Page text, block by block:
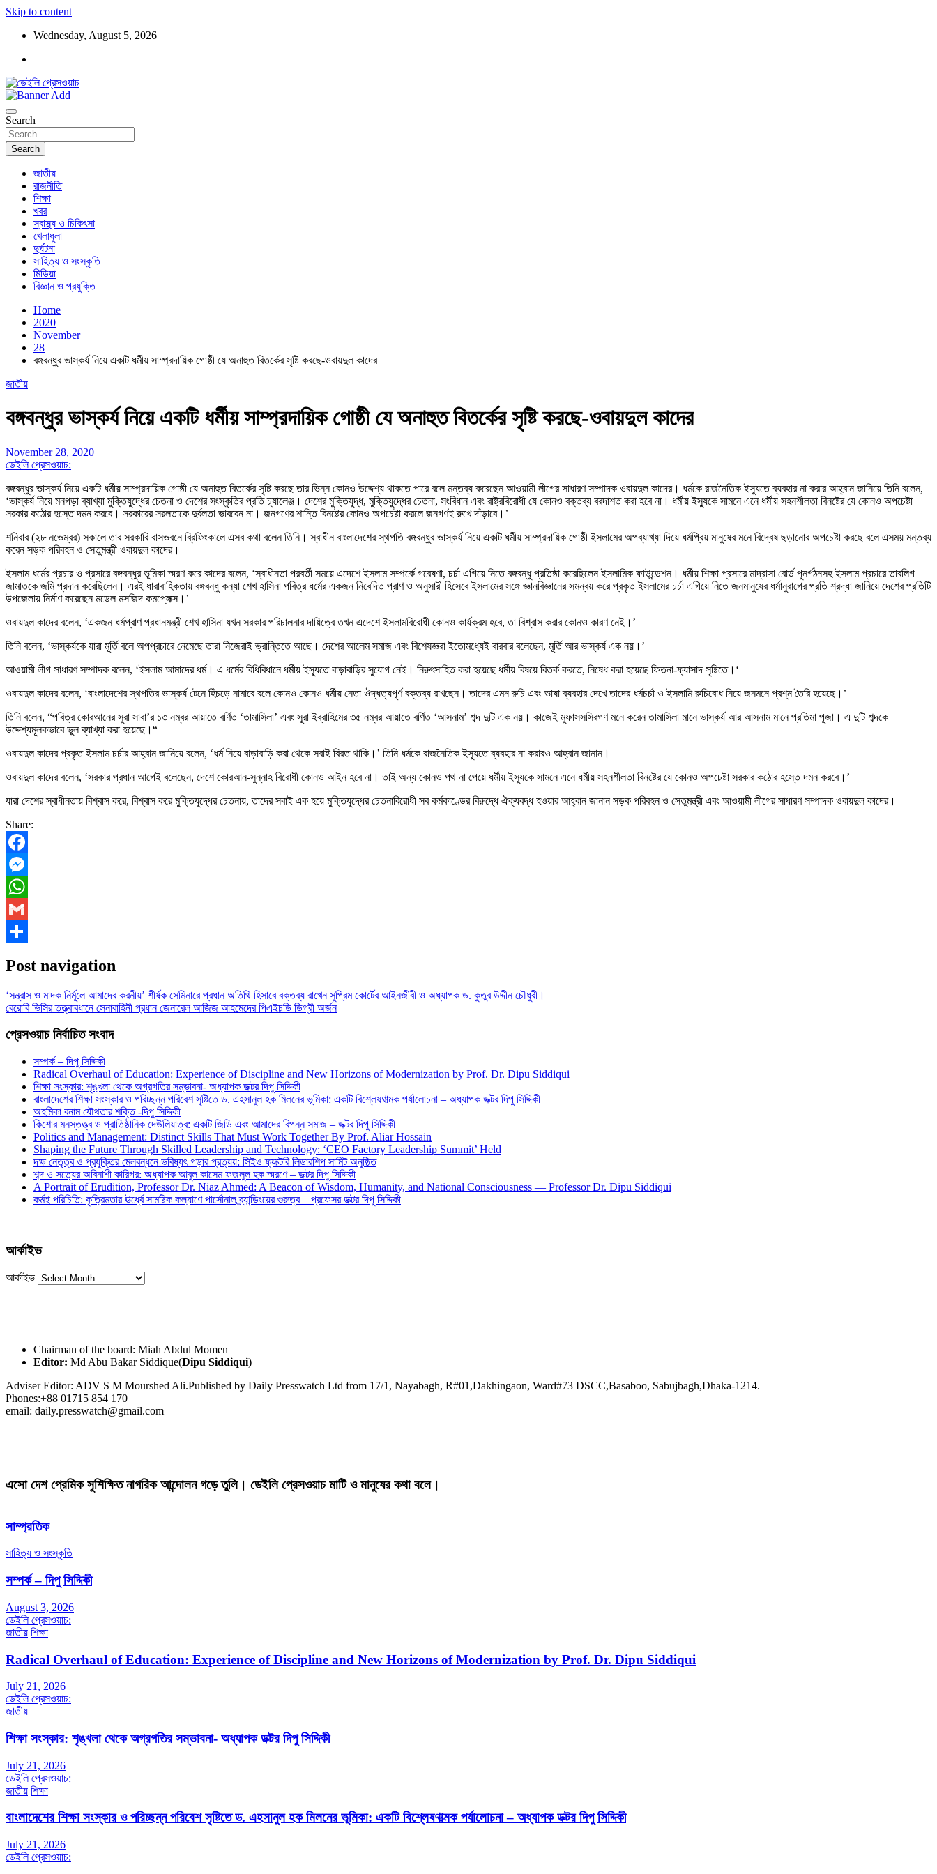
Skip to content
Wednesday, August 5, 2026
ডেইলি প্রেসওয়াচ
Search
Search
জাতীয়
রাজনীতি
শিক্ষা
খবর
স্বাস্থ্য ও চিকিৎসা
খেলাধুলা
দুর্ঘটনা
সাহিত্য ও সংস্কৃতি
মিডিয়া
বিজ্ঞান ও প্রযুক্তি
Home
2020
November
28
বঙ্গবন্ধুর ভাস্কর্য নিয়ে একটি ধর্মীয় সাম্প্রদায়িক গোষ্ঠী যে অনাহুত বিতর্কের সৃষ্টি করছে-ওবায়দুল কাদের
জাতীয়
বঙ্গবন্ধুর ভাস্কর্য নিয়ে একটি ধর্মীয় সাম্প্রদায়িক গোষ্ঠী যে অনাহুত বিতর্কের সৃষ্টি করছে-ওবায়দুল কাদের
November 28, 2020
ডেইলি প্রেসওয়াচ:
বঙ্গবন্ধুর ভাস্কর্য নিয়ে একটি ধর্মীয় সাম্প্রদায়িক গোষ্ঠী যে অনাহুত বিতর্কের সৃষ্টি করছে তার ভিন্ন কোনও উদ্দেশ্য থাকতে পারে বলে মন্তব্য করেছেন আওয়ামী লীগের সাধারণ সম্পাদক ওবায়দুল কাদের। ধর্মকে রাজনৈতিক ইস্যুতে ব্যবহার না করার আহ্বান জানিয়ে তিনি বলেন,
‘ভাস্কর্য নিয়ে মনগড়া ব্যাখ্যা মুক্তিযুদ্ধের চেতনা ও দেশের সংস্কৃতির প্রতি চ্যালেঞ্জ। দেশের মুক্তিযুদ্ধ, মুক্তিযুদ্ধের চেতনা, সংবিধান এবং রাষ্ট্রবিরোধী যে কোনও বক্তব্য বরদাশত করা হবে না। ধর্মীয় ইস্যুকে সামনে এনে ধর্মীয় সহনশীলতা বিনষ্টের যে কোনও অপচেষ্টা
সরকার কঠোর হস্তে দমন করবে। সরকারের সরলতাকে দুর্বলতা ভাববেন না। জনগণের শান্তি বিনষ্টের কোনও অপচেষ্টা করলে জনগণই রুখে দাঁড়াবে।’
শনিবার (২৮ নভেম্বর) সকালে তার সরকারি বাসভবনে ব্রিফিংকালে এসব কথা বলেন তিনি। স্বাধীন বাংলাদেশের স্থপতি বঙ্গবন্ধুর ভাস্কর্য নিয়ে একটি ধর্মীয় সাম্প্রদায়িক গোষ্ঠী ইসলামের অপব্যাখ্যা দিয়ে ধর্মপ্রিয় মানুষের মনে বিদ্বেষ ছড়ানোর অপচেষ্টা করছে বলে এসময় মন্তব্য
করেন সড়ক পরিবহন ও সেতুমন্ত্রী ওবায়দুল কাদের।
ইসলাম ধর্মের প্রচার ও প্রসারে বঙ্গবন্ধুর ভূমিকা স্মরণ করে কাদের বলেন, ‘স্বাধীনতা পরবর্তী সময়ে এদেশে ইসলাম সম্পর্কে গবেষণা, চর্চা এগিয়ে নিতে বঙ্গবন্ধু প্রতিষ্ঠা করেছিলেন ইসলামিক ফাউন্ডেশন। ধর্মীয় শিক্ষা প্রসারে মাদ্রাসা বোর্ড পুনর্গঠনসহ ইসলাম প্রচারে তাবলিগ
জামাতকে জমি প্রদান করেছিলেন। এরই ধারাবাহিকতায় বঙ্গবন্ধু কন্যা শেখ হাসিনা পবিত্র ধর্মের একজন নিবেদিত প্রাণ ও অনুসারী হিসেবে ইসলামের সঙ্গে জ্ঞানবিজ্ঞানের সমন্বয় করে প্রকৃত ইসলামের চর্চা এগিয়ে নিতে জনমানুষের ধর্মানুরাগের প্রতি শ্রদ্ধা জানিয়ে দেশের প্রতিটি
উপজেলায় নির্মাণ করেছেন মডেল মসজিদ কমপ্লেক্স।’
ওবায়দুল কাদের বলেন, ‘একজন ধর্মপ্রাণ প্রধানমন্ত্রী শেখ হাসিনা যখন সরকার পরিচালনার দায়িত্বে তখন এদেশে ইসলামবিরোধী কোনও কার্যক্রম হবে, তা বিশ্বাস করার কোনও কারণ নেই।’
তিনি বলেন, ‘ভাস্কর্যকে যারা মূর্তি বলে অপপ্রচারে নেমেছে তারা নিজেরাই ভ্রান্তিতে আছে। দেশের আলেম সমাজ এবং বিশেষজ্ঞরা ইতোমধ্যেই বারবার বলেছেন, মূর্তি আর ভাস্কর্য এক নয়।’
আওয়ামী লীগ সাধারণ সম্পাদক বলেন, ‘ইসলাম আমাদের ধর্ম। এ ধর্মের বিধিবিধানে ধর্মীয় ইস্যুতে বাড়াবাড়ির সুযোগ নেই। নিরুৎসাহিত করা হয়েছে ধর্মীয় বিষয়ে বিতর্ক করতে, নিষেধ করা হয়েছে ফিতনা-ফ্যাসাদ সৃষ্টিতে।‘
ওবায়দুল কাদের বলেন, ‘বাংলাদেশের স্থপতির ভাস্কর্য টেনে হিঁচড়ে নামাবে বলে কোনও কোনও ধর্মীয় নেতা ঔদ্ধত্যপূর্ণ বক্তব্য রাখছেন। তাদের এমন রুচি এবং ভাষা ব্যবহার দেখে তাদের ধর্মচর্চা ও ইসলামি রুচিবোধ নিয়ে জনমনে প্রশ্ন তৈরি হয়েছে।’
তিনি বলেন, “পবিত্র কোরআনের সুরা সাবা’র ১৩ নম্বর আয়াতে বর্ণিত ‘তামাসিলা’ এবং সূরা ইব্রাহিমের ৩৫ নম্বর আয়াতে বর্ণিত ‘আসনাম’ শব্দ দুটি এক নয়। কাজেই মুফাসসসিরগণ মনে করেন তামাসিলা মানে ভাস্কর্য আর আসনাম মানে প্রতিমা পূজা। এ দুটি শব্দকে
উদ্দেশ্যমূলকভাবে ভুল ব্যাখ্যা করা হয়েছে।“
ওবায়দুল কাদের প্রকৃত ইসলাম চর্চার আহ্বান জানিয়ে বলেন, ‘ধর্ম নিয়ে বাড়াবাড়ি করা থেকে সবাই বিরত থাকি।’ তিনি ধর্মকে রাজনৈতিক ইস্যুতে ব্যবহার না করারও আহ্বান জানান।
ওবায়দুল কাদের বলেন, ‘সরকার প্রধান আগেই বলেছেন, দেশে কোরআন-সুন্নাহ বিরোধী কোনও আইন হবে না। তাই অন্য কোনও পথ না পেয়ে ধর্মীয় ইস্যুকে সামনে এনে ধর্মীয় সহনশীলতা বিনষ্টের যে কোনও অপচেষ্টা সরকার কঠোর হস্তে দমন করবে।’
যারা দেশের স্বাধীনতায় বিশ্বাস করে, বিশ্বাস করে মুক্তিযুদ্ধের চেতনায়, তাদের সবাই এক হয়ে মুক্তিযুদ্ধের চেতনাবিরোধী সব কর্মকাণ্ডের বিরুদ্ধে ঐক্যবদ্ধ হওয়ার আহ্বান জানান সড়ক পরিবহন ও সেতুমন্ত্রী এবং আওয়ামী লীগের সাধারণ সম্পাদক ওবায়দুল কাদের।
Share:
Facebook
Messenger
WhatsApp
Gmail
Post navigation
‘সন্ত্রাস ও মাদক নির্মূলে আমাদের করনীয়’ শীর্ষক সেমিনারে প্রধান অতিথি হিসাবে বক্তব্য রাখেন সুপ্রিম কোর্টের আইনজীবী ও অধ্যাপক ড. কুতুব উদ্দীন চৌধুরী।
বেরোবি ভিসির তত্ত্বাবধানে সেনাবাহিনী প্রধান জেনারেল আজিজ আহমেদের পিএইচডি ডিগ্রী অর্জন
প্রেসওয়াচ নির্বাচিত সংবাদ
সম্পর্ক – দিপু সিদ্দিকী
Radical Overhaul of Education: Experience of Discipline and New Horizons of Modernization by Prof. Dr. Dipu Siddiqui
শিক্ষা সংস্কার: শৃঙ্খলা থেকে অগ্রগতির সম্ভাবনা- অধ্যাপক ডক্টর দিপু সিদ্দিকী
বাংলাদেশের শিক্ষা সংস্কার ও পরিচ্ছন্ন পরিবেশ সৃষ্টিতে ড. এহসানুল হক মিলনের ভূমিকা: একটি বিশ্লেষণাত্মক পর্যালোচনা – অধ্যাপক ডক্টর দিপু সিদ্দিকী
অহমিকা বনাম যৌথতার শক্তি -দিপু সিদ্দিকী
কিশোর মনস্তত্ত্ব ও প্রাতিষ্ঠানিক দেউলিয়াত্ব: একটি জিডি এবং আমাদের বিপন্ন সমাজ – ডক্টর দিপু সিদ্দিকী
Politics and Management: Distinct Skills That Must Work Together By Prof. Aliar Hossain
Shaping the Future Through Skilled Leadership and Technology: ‘CEO Factory Leadership Summit’ Held
দক্ষ নেতৃত্ব ও প্রযুক্তির মেলবন্ধনে ভবিষ্যৎ গড়ার প্রত্যয়: সিইও ফ্যাক্টরি লিডারশিপ সামিট অনুষ্ঠিত
শব্দ ও সত্যের অবিনাশী কারিগর: অধ্যাপক আবুল কাসেম ফজলুল হক স্মরণে – ডক্টর দিপু সিদ্দিকী
A Portrait of Erudition, Professor Dr. Niaz Ahmed: A Beacon of Wisdom, Humanity, and National Consciousness — Professor Dr. Dipu Siddiqui
কর্মই পরিচিতি: কৃত্রিমতার ঊর্ধ্বে সামষ্টিক কল্যাণে পার্সোনাল ব্র্যান্ডিংয়ের গুরুত্ব – প্রফেসর ডক্টর দিপু সিদ্দিকী
আর্কাইভ
আর্কাইভ
Chairman of the board: Miah Abdul Momen
Editor: Md Abu Bakar Siddique(Dipu Siddiqui)
Adviser Editor: ADV S M Mourshed Ali.Published by Daily Presswatch Ltd from 17/1, Nayabagh, R#01,Dakhingaon, Ward#73 DSCC,Basaboo, Sabujbagh,Dhaka-1214.
Phones:+88 01715 854 170
email: daily.presswatch@gmail.com
এসো দেশ প্রেমিক সুশিক্ষিত নাগরিক আন্দোলন গড়ে তুলি। ডেইলি প্রেসওয়াচ মাটি ও মানুষের কথা বলে।
সাম্প্রতিক
সাহিত্য ও সংস্কৃতি
সম্পর্ক – দিপু সিদ্দিকী
August 3, 2026
ডেইলি প্রেসওয়াচ:
জাতীয় শিক্ষা
Radical Overhaul of Education: Experience of Discipline and New Horizons of Modernization by Prof. Dr. Dipu Siddiqui
July 21, 2026
ডেইলি প্রেসওয়াচ:
জাতীয়
শিক্ষা সংস্কার: শৃঙ্খলা থেকে অগ্রগতির সম্ভাবনা- অধ্যাপক ডক্টর দিপু সিদ্দিকী
July 21, 2026
ডেইলি প্রেসওয়াচ:
জাতীয় শিক্ষা
বাংলাদেশের শিক্ষা সংস্কার ও পরিচ্ছন্ন পরিবেশ সৃষ্টিতে ড. এহসানুল হক মিলনের ভূমিকা: একটি বিশ্লেষণাত্মক পর্যালোচনা – অধ্যাপক ডক্টর দিপু সিদ্দিকী
July 21, 2026
ডেইলি প্রেসওয়াচ: